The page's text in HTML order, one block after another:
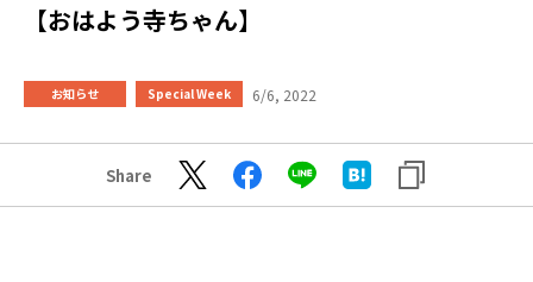
【おはよう寺ちゃん】
お知らせ Special Week 6/6, 2022
Share